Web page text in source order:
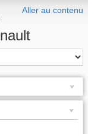
Aller au contenu